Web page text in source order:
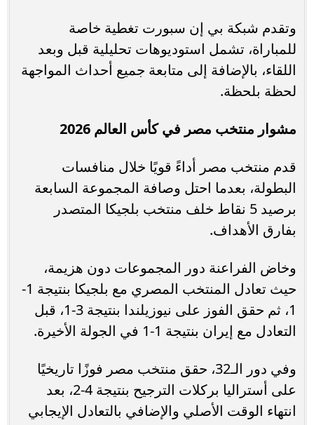
وتقدم شبكة بي إن سبورت تغطية خاصة
للمباراة، تشمل استوديوهات تحليلية قبل وبعد
اللقاء، بالإضافة إلى متابعة جميع أحداث المواجهة
لحظة بلحظة.
مشوار منتخب مصر في كأس العالم 2026
قدم منتخب مصر أداءً قويًا خلال منافسات
البطولة، بعدما احتل وصافة المجموعة السابعة
برصيد 5 نقاط خلف منتخب بلجيكا المتصدر
بفارق الأهداف.
وخاض الفراعنة دور المجموعات دون هزيمة،
حيث تعادل المنتخب المصري مع بلجيكا بنتيجة 1-
1، ثم حقق الفوز على نيوزيلندا بنتيجة 3-1، قبل
التعادل مع إيران بنتيجة 1-1 في الجولة الأخيرة.
وفي دور الـ32، حقق منتخب مصر فوزًا تاريخيًا
على أستراليا بركلات الترجيح بنتيجة 4-2، بعد
انتهاء الوقت الأصلي والإضافي بالتعادل الإيجابي